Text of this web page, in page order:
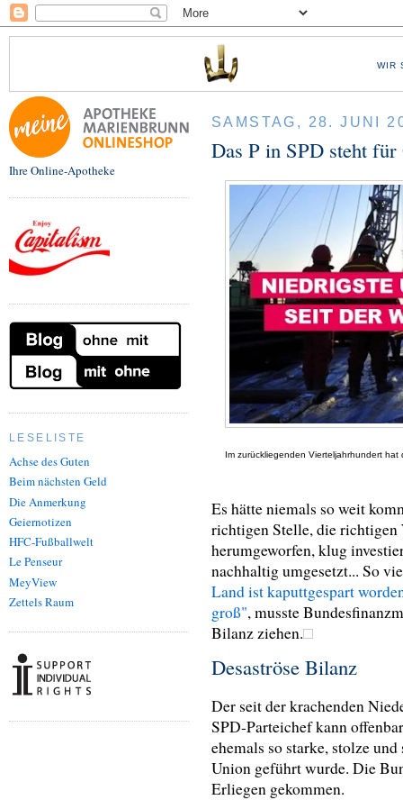
WIR
Ihre Online-Apotheke
LESELISTE
Achse des Guten
Beim nächsten Geld
Die Anmerkung
Geiernotizen
HFC-Fußballwelt
Le Penseur
MeyView
Zettels Raum
SAMSTAG, 28. JUNI
Das P in SPD steht
Im zurückliegenden Vierteljahrhundert
Es hätte niemals so weit
richtigen Stelle, die richtigen
herumgeworfen, klug
nachhaltig umgesetzt... So
Land ist kaputtgespart
groß", musste
Bilanz ziehen.
Desaströse Bilanz
Der seit der krachenden
SPD-Parteichef kann
ehemals so starke, stolze
Union geführt wurde. Die
Erliegen gekommen.